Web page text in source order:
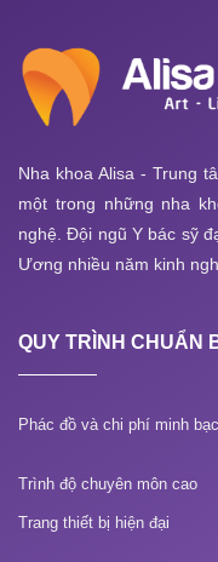
Nha khoa Alisa - Trung
một trong những nha
nghệ. Đội ngũ Y bác sỹ
Ương nhiều năm kinh
QUY TRÌNH CHUẨN
Phác đồ và chi phí minh
Trình độ chuyên môn cao
Trang thiết bị hiện đại